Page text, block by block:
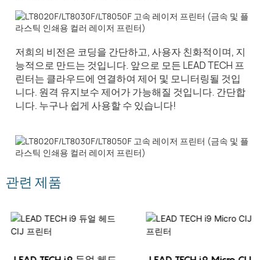
저희의 비전은 코딩을 간단하고, 사용자 친화적이며, 지
능적으로 만드는 것입니다. 앞으로 모든 LEAD TECH 프
린터는 클라우드에 연결하여 제어 및 모니터링될 것입
니다. 원격 유지보수 제어가 가능해질 것입니다. 간단합
니다. 누구나 쉽게 사용할 수 있습니다!
관련 제품